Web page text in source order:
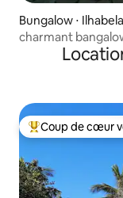
Bungalow ⋅ Ilhabela
charmant
Coups de cœur
Coup de cœur